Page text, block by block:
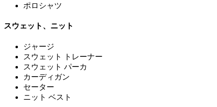
ポロシャツ
スウェット、ニット
ジャージ
スウェット トレーナー
スウェット パーカ
カーディガン
セーター
ニット ベスト